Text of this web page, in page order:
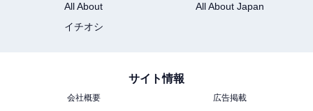
All About
All About Japan
イチオシ
サイト情報
会社概要
広告掲載